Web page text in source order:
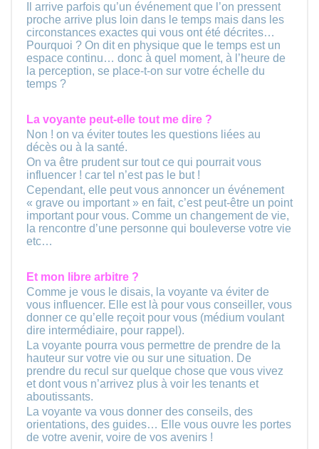
Il arrive parfois qu’un événement que l’on pressent
proche arrive plus loin dans le temps mais dans les
circonstances exactes qui vous ont été décrites…
Pourquoi ? On dit en physique que le temps est un
espace continu… donc à quel moment, à l’heure de
la perception, se place-t-on sur votre échelle du
temps ?
La voyante peut-elle tout me dire ?
Non ! on va éviter toutes les questions liées au
décès ou à la santé.
On va être prudent sur tout ce qui pourrait vous
influencer ! car tel n’est pas le but !
Cependant, elle peut vous annoncer un événement
« grave ou important » en fait, c’est peut-être un point
important pour vous. Comme un changement de vie,
la rencontre d’une personne qui bouleverse votre vie
etc…
Et mon libre arbitre ?
Comme je vous le disais, la voyante va éviter de
vous influencer. Elle est là pour vous conseiller, vous
donner ce qu’elle reçoit pour vous (médium voulant
dire intermédiaire, pour rappel).
La voyante pourra vous permettre de prendre de la
hauteur sur votre vie ou sur une situation. De
prendre du recul sur quelque chose que vous vivez
et dont vous n’arrivez plus à voir les tenants et
aboutissants.
La voyante va vous donner des conseils, des
orientations, des guides… Elle vous ouvre les portes
de votre avenir, voire de vos avenirs !